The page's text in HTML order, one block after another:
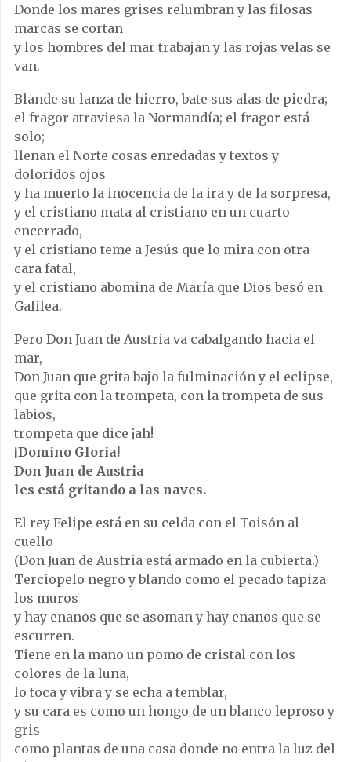
Donde los mares grises relumbran y las filosas
marcas se cortan
y los hombres del mar trabajan y las rojas velas se
van.
Blande su lanza de hierro, bate sus alas de piedra;
el fragor atraviesa la Normandía; el fragor está
solo;
llenan el Norte cosas enredadas y textos y
doloridos ojos
y ha muerto la inocencia de la ira y de la sorpresa,
y el cristiano mata al cristiano en un cuarto
encerrado,
y el cristiano teme a Jesús que lo mira con otra
cara fatal,
y el cristiano abomina de María que Dios besó en
Galilea.
Pero Don Juan de Austria va cabalgando hacia el
mar,
Don Juan que grita bajo la fulminación y el eclipse,
que grita con la trompeta, con la trompeta de sus
labios,
trompeta que dice ¡ah!
¡Domino Gloria!
Don Juan de Austria
les está gritando a las naves.
El rey Felipe está en su celda con el Toisón al
cuello
(Don Juan de Austria está armado en la cubierta.)
Terciopelo negro y blando como el pecado tapiza
los muros
y hay enanos que se asoman y hay enanos que se
escurren.
Tiene en la mano un pomo de cristal con los
colores de la luna,
lo toca y vibra y se echa a temblar,
y su cara es como un hongo de un blanco leproso y
gris
como plantas de una casa donde no entra la luz del